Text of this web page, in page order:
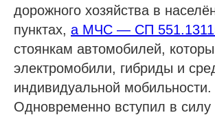
дорожного хозяйства в
пунктах, а МЧС — СП
стоянкам автомобилей,
электромобили, гибриды и
индивидуальной мобильности.
Одновременно вступил в